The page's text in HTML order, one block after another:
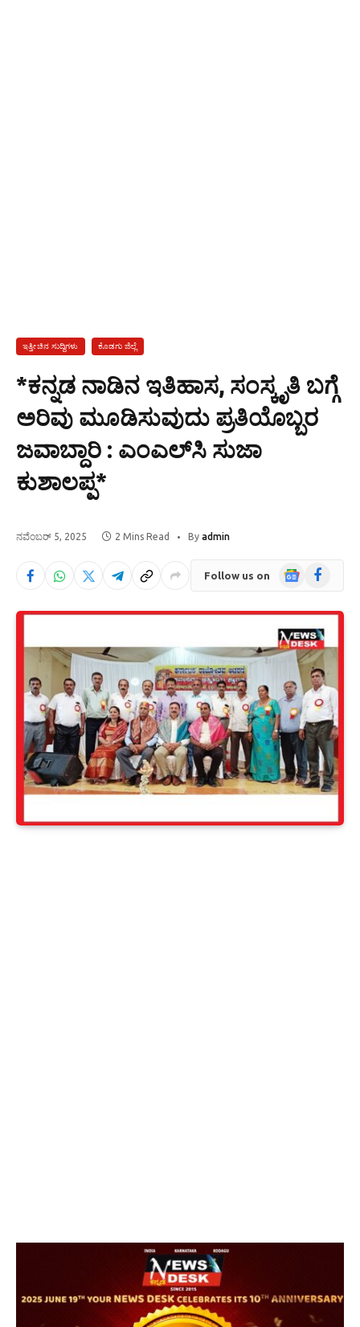
ಇತ್ತೀಚಿನ ಸುದ್ದಿಗಳು ಕೊಡಗು ಜಿಲ್ಲೆ
*ಕನ್ನಡ ನಾಡಿನ ಇತಿಹಾಸ, ಸಂಸ್ಕೃತಿ ಬಗ್ಗೆ
ಅರಿವು ಮೂಡಿಸುವುದು ಪ್ರತಿಯೊಬ್ಬರ
ಜವಾಬ್ದಾರಿ : ಎಂಎಲ್‍ಸಿ ಸುಜಾ
ಕುಶಾಲಪ್ಪ*
ನವೆಂಬರ್ 5, 2025 2 Mins Read By admin
Follow us on
GoogleFacebook